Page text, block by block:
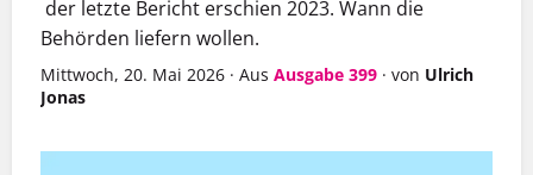
der letzte Bericht erschien 2023. Wann die
Behörden liefern wollen.
Mittwoch, 20. Mai 2026 · Aus Ausgabe 399 · von Ulrich
Jonas